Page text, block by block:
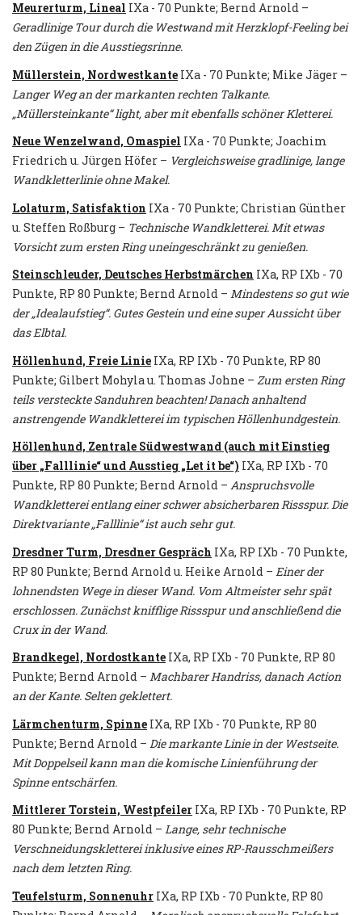
Meurerturm, Lineal IXa - 70 Punkte; Bernd Arnold –
Geradlinige Tour durch die Westwand mit Herzklopf-Feeling bei
den Zügen in die Ausstiegsrinne.
Müllerstein, Nordwestkante IXa - 70 Punkte; Mike Jäger –
Langer Weg an der markanten rechten Talkante.
„Müllersteinkante“ light, aber mit ebenfalls schöner Kletterei.
Neue Wenzelwand, Omaspiel IXa - 70 Punkte; Joachim
Friedrich u. Jürgen Höfer – Vergleichsweise gradlinige, lange
Wandkletterlinie ohne Makel.
Lolaturm, Satisfaktion IXa - 70 Punkte; Christian Günther
u. Steffen Roßburg – Technische Wandkletterei. Mit etwas
Vorsicht zum ersten Ring uneingeschränkt zu genießen.
Steinschleuder, Deutsches Herbstmärchen IXa, RP IXb - 70
Punkte, RP 80 Punkte; Bernd Arnold – Mindestens so gut wie
der „Idealaufstieg“. Gutes Gestein und eine super Aussicht über
das Elbtal.
Höllenhund, Freie Linie IXa, RP IXb - 70 Punkte, RP 80
Punkte; Gilbert Mohyla u. Thomas Johne – Zum ersten Ring
teils versteckte Sanduhren beachten! Danach anhaltend
anstrengende Wandkletterei im typischen Höllenhundgestein.
Höllenhund, Zentrale Südwestwand (auch mit Einstieg
über „Falllinie“ und Ausstieg „Let it be“) IXa, RP IXb - 70
Punkte, RP 80 Punkte; Bernd Arnold – Anspruchsvolle
Wandkletterei entlang einer schwer absicherbaren Rissspur. Die
Direktvariante „Falllinie“ ist auch sehr gut.
Dresdner Turm, Dresdner Gespräch IXa, RP IXb - 70 Punkte,
RP 80 Punkte; Bernd Arnold u. Heike Arnold – Einer der
lohnendsten Wege in dieser Wand. Vom Altmeister sehr spät
erschlossen. Zunächst knifflige Rissspur und anschließend die
Crux in der Wand.
Brandkegel, Nordostkante IXa, RP IXb - 70 Punkte, RP 80
Punkte; Bernd Arnold – Machbarer Handriss, danach Action
an der Kante. Selten geklettert.
Lärmchenturm, Spinne IXa, RP IXb - 70 Punkte, RP 80
Punkte; Bernd Arnold – Die markante Linie in der Westseite.
Mit Doppelseil kann man die komische Linienführung der
Spinne entschärfen.
Mittlerer Torstein, Westpfeiler IXa, RP IXb - 70 Punkte, RP
80 Punkte; Bernd Arnold – Lange, sehr technische
Verschneidungskletterei inklusive eines RP-Rausschmeißers
nach dem letzten Ring.
Teufelsturm, Sonnenuhr IXa, RP IXb - 70 Punkte, RP 80